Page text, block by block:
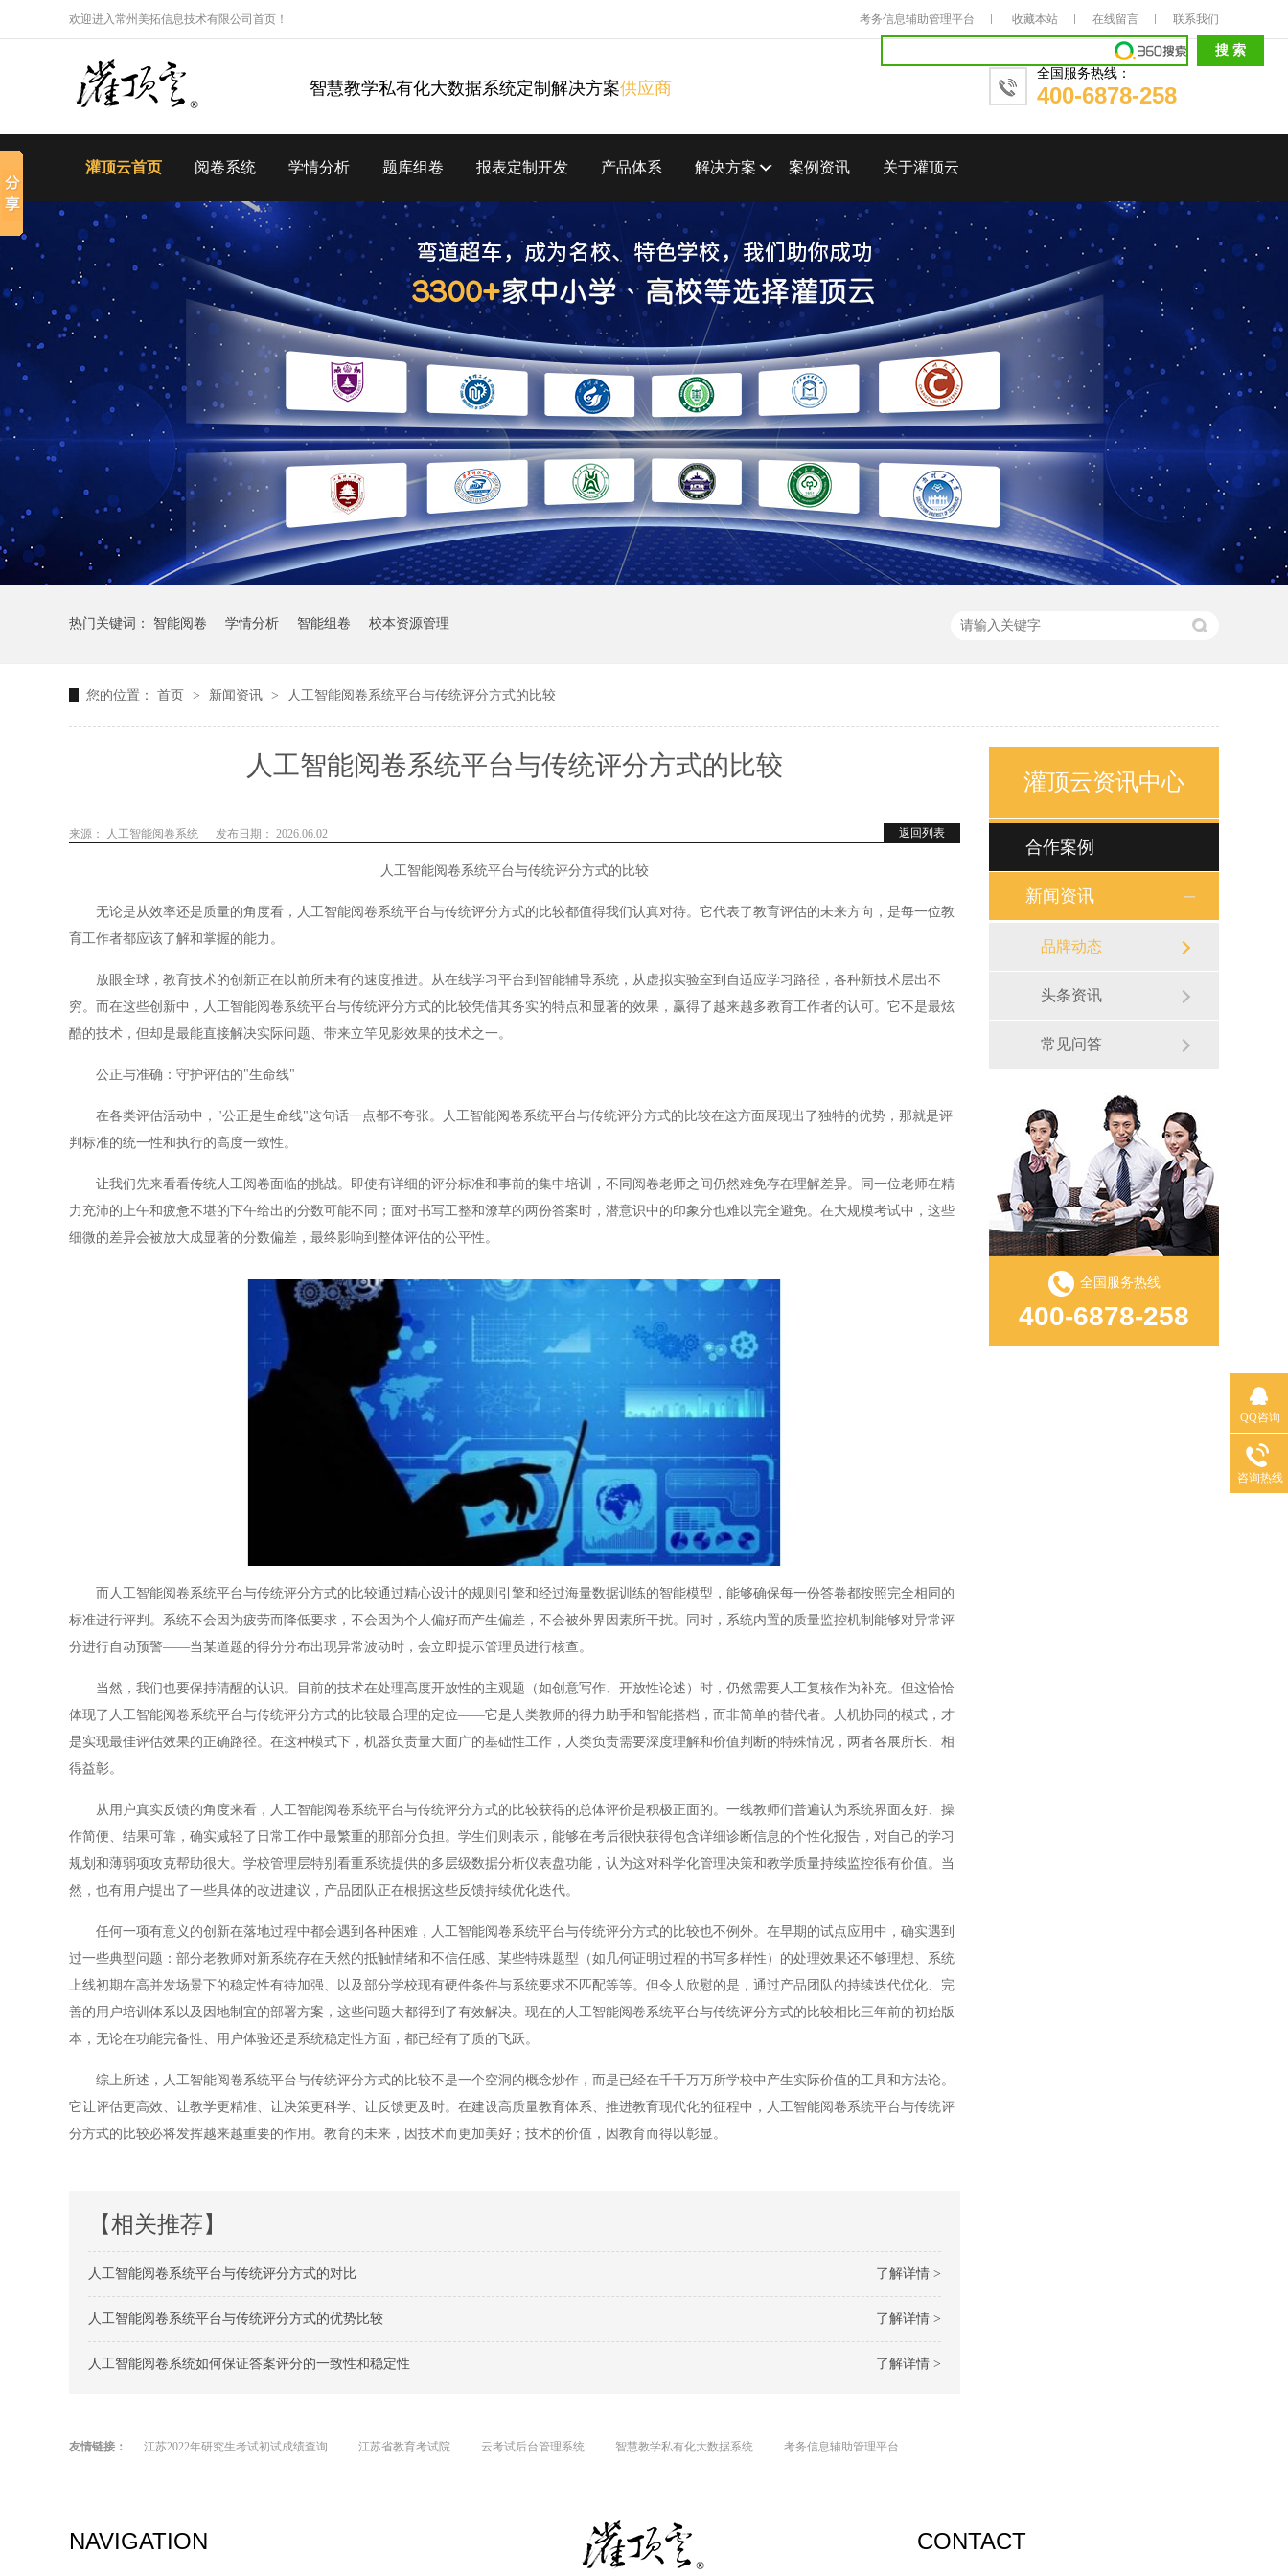
考务信息辅助管理平台 收藏本站 在线留言 联系我们
欢迎进入常州美拓信息技术有限公司首页！
智慧教学私有化大数据系统定制解决方案供应商
全国服务热线：
400-6878-258
灌顶云首页 阅卷系统 学情分析 题库组卷 报表定制开发 产品体系 解决方案 案例资讯 关于灌顶云
热门关键词： 智能阅卷 学情分析 智能组卷 校本资源管理
您的位置： 首页 > 新闻资讯 > 人工智能阅卷系统平台与传统评分方式的比较
人工智能阅卷系统平台与传统评分方式的比较
返回列表
来源： 人工智能阅卷系统 发布日期： 2026.06.02
人工智能阅卷系统平台与传统评分方式的比较
无论是从效率还是质量的角度看，人工智能阅卷系统平台与传统评分方式的比较都值得我们认真对待。它代表了教育评估的未来方向，是每一位教
育工作者都应该了解和掌握的能力。
放眼全球，教育技术的创新正在以前所未有的速度推进。从在线学习平台到智能辅导系统，从虚拟实验室到自适应学习路径，各种新技术层出不
穷。而在这些创新中，人工智能阅卷系统平台与传统评分方式的比较凭借其务实的特点和显著的效果，赢得了越来越多教育工作者的认可。它不是最炫
酷的技术，但却是最能直接解决实际问题、带来立竿见影效果的技术之一。
公正与准确：守护评估的"生命线"
在各类评估活动中，"公正是生命线"这句话一点都不夸张。人工智能阅卷系统平台与传统评分方式的比较在这方面展现出了独特的优势，那就是评
判标准的统一性和执行的高度一致性。
让我们先来看看传统人工阅卷面临的挑战。即使有详细的评分标准和事前的集中培训，不同阅卷老师之间仍然难免存在理解差异。同一位老师在精
力充沛的上午和疲惫不堪的下午给出的分数可能不同；面对书写工整和潦草的两份答案时，潜意识中的印象分也难以完全避免。在大规模考试中，这些
细微的差异会被放大成显著的分数偏差，最终影响到整体评估的公平性。
而人工智能阅卷系统平台与传统评分方式的比较通过精心设计的规则引擎和经过海量数据训练的智能模型，能够确保每一份答卷都按照完全相同的
标准进行评判。系统不会因为疲劳而降低要求，不会因为个人偏好而产生偏差，不会被外界因素所干扰。同时，系统内置的质量监控机制能够对异常评
分进行自动预警——当某道题的得分分布出现异常波动时，会立即提示管理员进行核查。
当然，我们也要保持清醒的认识。目前的技术在处理高度开放性的主观题（如创意写作、开放性论述）时，仍然需要人工复核作为补充。但这恰恰
体现了人工智能阅卷系统平台与传统评分方式的比较最合理的定位——它是人类教师的得力助手和智能搭档，而非简单的替代者。人机协同的模式，才
是实现最佳评估效果的正确路径。在这种模式下，机器负责量大面广的基础性工作，人类负责需要深度理解和价值判断的特殊情况，两者各展所长、相
得益彰。
从用户真实反馈的角度来看，人工智能阅卷系统平台与传统评分方式的比较获得的总体评价是积极正面的。一线教师们普遍认为系统界面友好、操
作简便、结果可靠，确实减轻了日常工作中最繁重的那部分负担。学生们则表示，能够在考后很快获得包含详细诊断信息的个性化报告，对自己的学习
规划和薄弱项攻克帮助很大。学校管理层特别看重系统提供的多层级数据分析仪表盘功能，认为这对科学化管理决策和教学质量持续监控很有价值。当
然，也有用户提出了一些具体的改进建议，产品团队正在根据这些反馈持续优化迭代。
任何一项有意义的创新在落地过程中都会遇到各种困难，人工智能阅卷系统平台与传统评分方式的比较也不例外。在早期的试点应用中，确实遇到
过一些典型问题：部分老教师对新系统存在天然的抵触情绪和不信任感、某些特殊题型（如几何证明过程的书写多样性）的处理效果还不够理想、系统
上线初期在高并发场景下的稳定性有待加强、以及部分学校现有硬件条件与系统要求不匹配等等。但令人欣慰的是，通过产品团队的持续迭代优化、完
善的用户培训体系以及因地制宜的部署方案，这些问题大都得到了有效解决。现在的人工智能阅卷系统平台与传统评分方式的比较相比三年前的初始版
本，无论在功能完备性、用户体验还是系统稳定性方面，都已经有了质的飞跃。
综上所述，人工智能阅卷系统平台与传统评分方式的比较不是一个空洞的概念炒作，而是已经在千千万万所学校中产生实际价值的工具和方法论。
它让评估更高效、让教学更精准、让决策更科学、让反馈更及时。在建设高质量教育体系、推进教育现代化的征程中，人工智能阅卷系统平台与传统评
分方式的比较必将发挥越来越重要的作用。教育的未来，因技术而更加美好；技术的价值，因教育而得以彰显。
【相关推荐】
了解详情 >
人工智能阅卷系统平台与传统评分方式的对比
了解详情 >
人工智能阅卷系统平台与传统评分方式的优势比较
了解详情 >
人工智能阅卷系统如何保证答案评分的一致性和稳定性
灌顶云资讯中心
合作案例
新闻资讯
品牌动态
头条资讯
常见问答
全国服务热线
400-6878-258
友情链接： 江苏2022年研究生考试初试成绩查询 江苏省教育考试院 云考试后台管理系统 智慧教学私有化大数据系统 考务信息辅助管理平台
NAVIGATION CONTACT
QQ咨询
咨询热线